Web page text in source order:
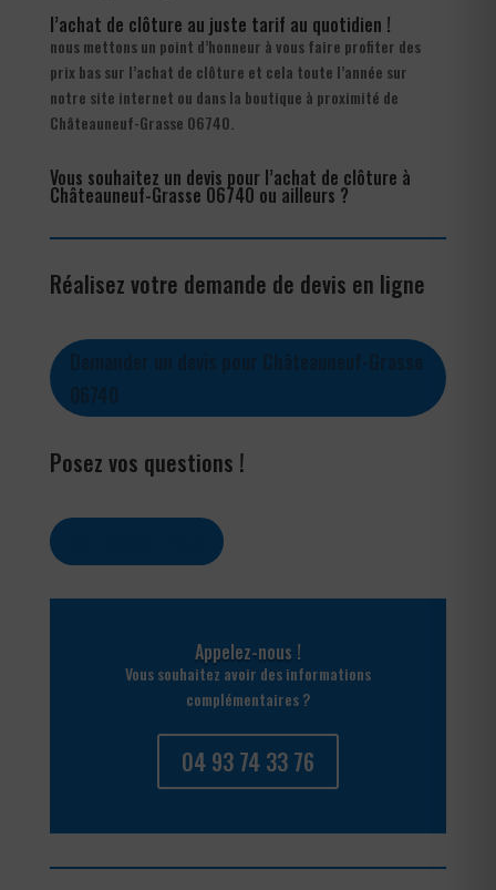
l’achat de clôture au juste tarif au quotidien !
nous mettons un point d’honneur à vous faire profiter des
prix bas sur l’achat de clôture et cela toute l’année sur
notre site internet ou dans la boutique à proximité de
Châteauneuf-Grasse 06740.
Vous souhaitez un devis pour l’achat de clôture à
Châteauneuf-Grasse 06740 ou ailleurs ?
Réalisez votre demande de devis en ligne
Posez vos questions !
Appelez-nous !
Vous souhaitez avoir des informations
complémentaires ?
04 93 74 33 76